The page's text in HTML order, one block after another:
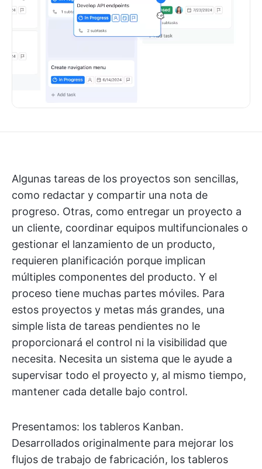
Algunas tareas de los proyectos son sencillas,
como redactar y compartir una nota de
progreso. Otras, como entregar un proyecto a
un cliente, coordinar equipos multifuncionales o
gestionar el lanzamiento de un producto,
requieren planificación porque implican
múltiples componentes del producto. Y el
proceso tiene muchas partes móviles. Para
estos proyectos y metas más grandes, una
simple lista de tareas pendientes no le
proporcionará el control ni la visibilidad que
necesita. Necesita un sistema que le ayude a
supervisar todo el proyecto y, al mismo tiempo,
mantener cada detalle bajo control.
Presentamos: los tableros Kanban.
Desarrollados originalmente para mejorar los
flujos de trabajo de fabricación, los tableros